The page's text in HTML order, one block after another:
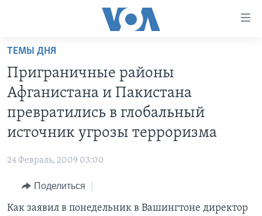
Перейти
основной
контент
Перейти
основной
Перейти
поиск
ПРОГРАММЫ
ПОЧЕМУ ЭТО ВАЖНО?
ДИСКУССИЯ VOA
ДЕТАЛИ
ПРОЕКТЫ
А КАК В АМЕРИКЕ?
АРТЕФАКТЫ
АМЕРИКАНСКИЕ ГОРОДКИ
ФАКТЫ ПРОТИВ ФЕЙКОВ
ЗА СВОБОДУ ПРЕССЫ
УЧИМ АНГЛИЙСКИЙ
ТЕМЫ ДНЯ
Приграничные районы
Афганистана и Пакистана
превратились в глобальный
источник угрозы терроризма
24 Февраль, 2009 03:00
Поделиться
Как заявил в понедельник в Вашингтоне директор